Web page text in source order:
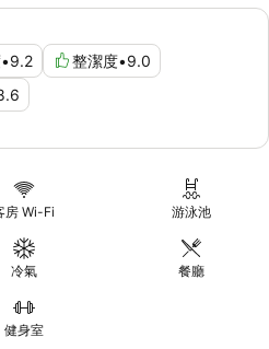
•9.2 整潔度•9.0
房 Wi-Fi 游泳池
冷氣 餐廳
健身室